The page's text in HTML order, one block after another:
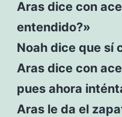
Aras dice con
entendido?»
Noah dice que sí
Aras dice con
pues ahora
Aras le da el